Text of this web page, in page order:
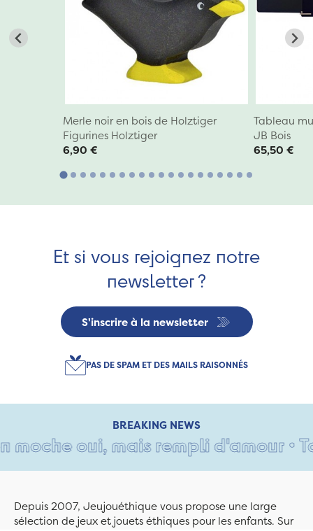
Merle noir en bois de Holztiger
Figurines Holztiger
6,90 €
Tableau
JB Bois
65,50 €
Et si vous rejoignez notre
newsletter ?
S'inscrire à la newsletter
PAS DE SPAM ET DES MAILS RAISONNÉS
BREAKING NEWS
oui, mais rempli d'amour •
Depuis 2007, Jeujouéthique vous propose une large
sélection de jeux et jouets éthiques pour les enfants. Sur